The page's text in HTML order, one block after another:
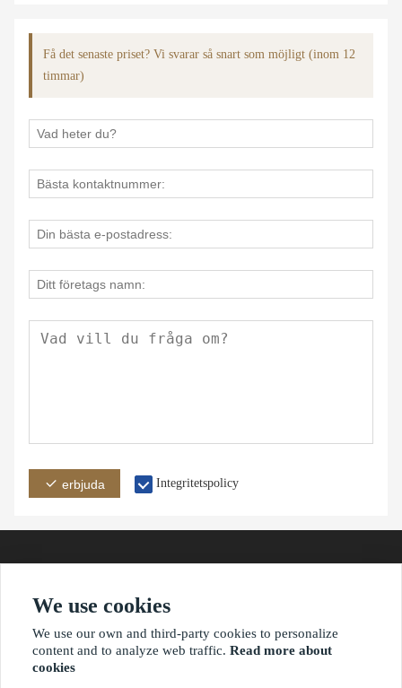
Få det senaste priset? Vi svarar så snart som möjligt (inom 12
timmar)
erbjuda Integritetspolicy
adress
We use cookies
We use our own and third-party cookies to personalize
content and to analyze web traffic. Read more about
cookies